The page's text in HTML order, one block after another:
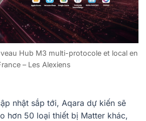
Hub M3 multi-protocole et local en
– Les Alexiens
nhật sắp tới, Aqara dự kiến sẽ
hơn 50 loại thiết bị Matter khác,